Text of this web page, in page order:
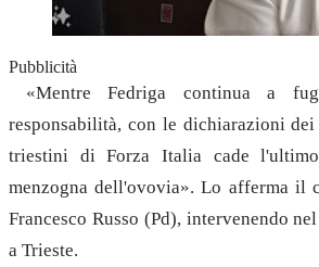
Pubblicità
«Mentre Fedriga continua a
responsabilità, con le dichiarazioni
triestini di Forza Italia cade
menzogna dell'ovovia». Lo afferma il
Francesco Russo (Pd), intervenendo
a Trieste.